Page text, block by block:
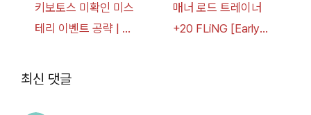
키보토스 미확인 미스
테리 이벤트 공략 | 블
매너 로드 트레이너
+20 FLiNG [Early
최신 댓글